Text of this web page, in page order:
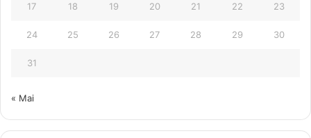
17 18 19 20 21 22 23
24 25 26 27 28 29 30
31
« Mai